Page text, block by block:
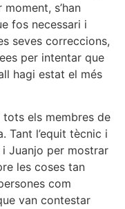
s’han
fos necessari i
seves correccions,
per intentar que
hagi estat el més
els membres de
Tant l’equit tècnic i
Juanjo per mostrar
les coses tan
com
van contestar